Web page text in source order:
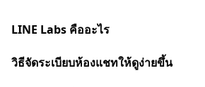
LINE Labs คืออะไร
วิธีจัดระเบียบห้องแชทให้ดูง่ายขึ้น